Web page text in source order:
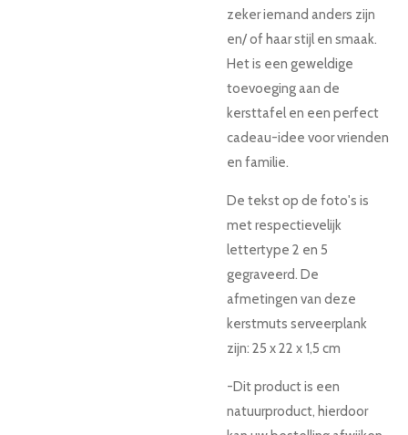
zeker iemand anders zijn
en/ of haar stijl en smaak.
Het is een geweldige
toevoeging aan de
kersttafel en een perfect
cadeau-idee voor vrienden
en familie.
De tekst op de foto's is
met respectievelijk
lettertype 2 en 5
gegraveerd. De
afmetingen van deze
kerstmuts serveerplank
zijn: 25 x 22 x 1,5 cm
-Dit product is een
natuurproduct, hierdoor